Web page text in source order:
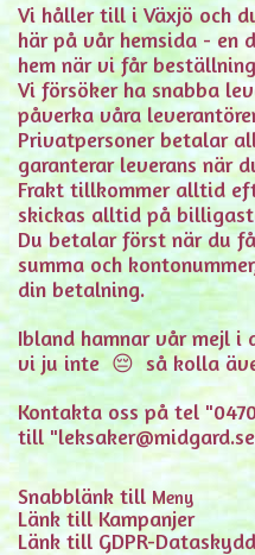
Vi håller till i Växjö och
här på vår hemsida - en
hem när vi får
Vi försöker ha snabba
påverka våra
Privatpersoner betalar
garanterar leverans när
Frakt tillkommer alltid
skickas alltid på
Du betalar först när du
summa och
din betalning.
Ibland hamnar vår mejl i
vi ju inte 😔 så kolla
Kontakta oss på tel
till
Snabblänk till Meny
Länk tillKampanjer
Länk till GDPR-